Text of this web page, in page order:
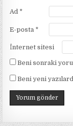
Ad *
E-posta *
İnternet sitesi
Beni sonraki
Beni yeni